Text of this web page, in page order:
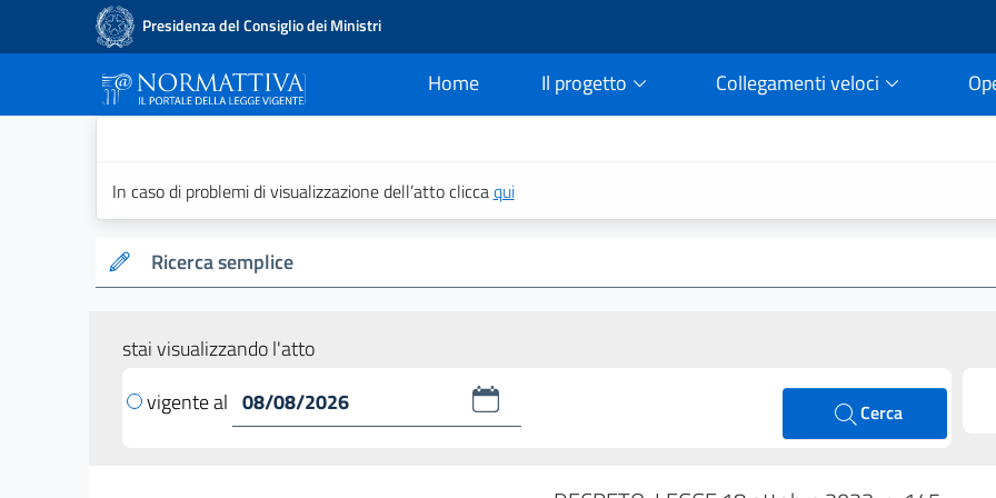
Presidenza del Consiglio dei Ministri
Home
current Il progetto Collegamenti veloci
In caso di problemi di visualizzazione dell’atto cliccaqui
Ricerca semplice
stai visualizzando l'atto
vigente al
Cerca